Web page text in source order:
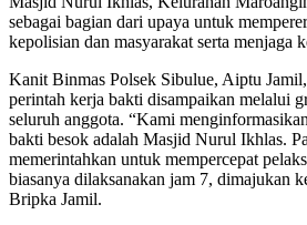
sebagai bagian dari upaya untuk
kepolisian dan masyarakat serta menjaga
Kanit Binmas Polsek Sibulue, Aiptu
perintah kerja bakti disampaikan melalui
seluruh anggota. “Kami
bakti besok adalah Masjid Nurul Ikhlas.
memerintahkan untuk mempercepat
biasanya dilaksanakan jam 7, dimajukan
Bripka Jamil.